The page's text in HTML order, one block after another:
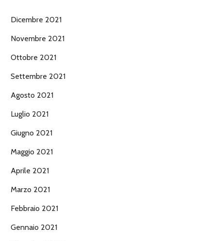
Dicembre 2021
Novembre 2021
Ottobre 2021
Settembre 2021
Agosto 2021
Luglio 2021
Giugno 2021
Maggio 2021
Aprile 2021
Marzo 2021
Febbraio 2021
Gennaio 2021